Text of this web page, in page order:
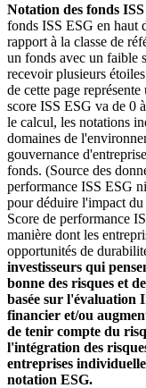
Notation des fonds
fonds ISS ESG en haut
rapport à la classe de
un fonds avec un faible
recevoir plusieurs
de cette page
score ISS ESG va de 0
le calcul, les notations
domaines de
gouvernance
fonds. (Source des
performance ISS ESG
pour déduire l'impact
Score de performance
manière dont les
opportunités de
investisseurs qui
bonne des risques et
basée sur l'évaluation
financier et/ou
de tenir compte du
l'intégration des
entreprises
notation ESG.